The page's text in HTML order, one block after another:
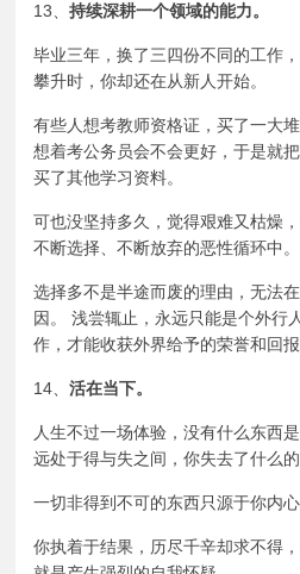
13、持续深耕一个领域的能力。
毕业三年，换了三四份不同的工作
攀升时，你却还在从新人开始。
有些人想考教师资格证 ，买了一大
想着考公务员会不会更好，于是就
买了其他学习资料。
可也没坚持多久，觉得艰难又枯燥
不断选择、不断放弃的恶性循环中。
选择多不是半途而废的理由，无法
因。 浅尝辄止，永远只能是个外行
作，才能收获外界给予的荣誉和回报
14、活在当下。
人生不过一场体验，没有什么东西
远处于得与失之间，你失去了什么
一切非得到不可的东西只源于你内
你执着于结果，历尽千辛却求不得